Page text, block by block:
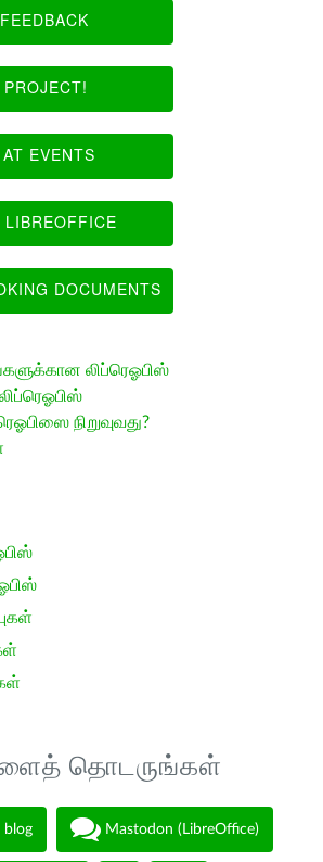
EVENTS
LIBREOFFICE
DOCUMENTS
லிப்ரெஓபிஸ்
நிறுவுவது?
தொடருங்கள்
blog Mastodon (LibreOffice)